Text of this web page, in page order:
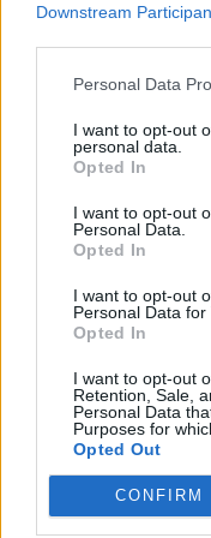
Downstream
Personal Data
I want to opt-out
personal data.
Opted In
I want to opt-out
Personal Data.
Opted In
I want to opt-out
Personal Data for
Opted In
I want to opt-out
Retention, Sale,
Personal Data
Purposes for
Opted Out
CONFIRM
de los que
en esta ciudad,
hay gente que
tiene ni pañuelo
los peques y, si
Zamora se viva
cierto, se
y se secan
camposanto. Por
232.02_EDZ
Semana del 17
Opinión
2
M
Comparte el
Enlace a esta
Enlace